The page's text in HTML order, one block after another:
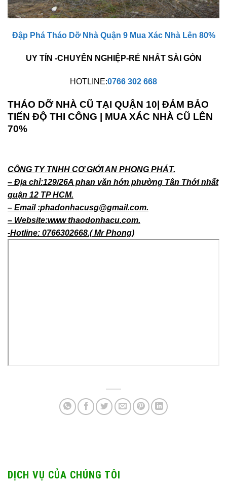
Đập Phá Tháo Dỡ Nhà Quận 9 Mua Xác Nhà Lên 80%
UY TÍN -CHUYÊN NGHIỆP-RẺ NHẤT SÀI GÒN
HOTLINE:0766 302 668
THÁO DỠ NHÀ CŨ TẠI QUẬN 10| ĐẢM BẢO
TIẾN ĐỘ THI CÔNG | MUA XÁC NHÀ CŨ LÊN
70%
CÔNG TY TNHH CƠ GIỚI AN PHONG PHÁT.
– Địa chỉ:129/26A phan văn hớn phường Tân Thới nhất
quận 12 TP HCM.
– Email :phadonhacusg@gmail.com.
– Website:www thaodonhacu.com.
-Hotline: 0766302668.( Mr Phong)
DỊCH VỤ CỦA CHÚNG TÔI